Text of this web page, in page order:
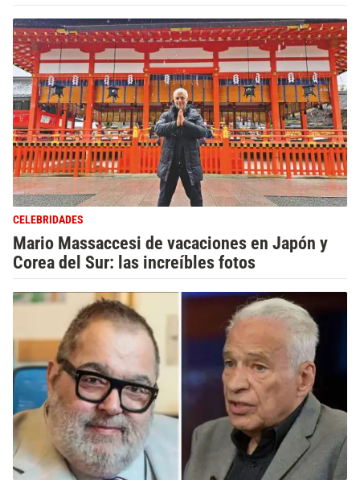
CELEBRIDADES
Mario Massaccesi de vacaciones en Japón y
Corea del Sur: las increíbles fotos